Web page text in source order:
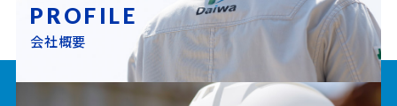
PROFILE
会社概要